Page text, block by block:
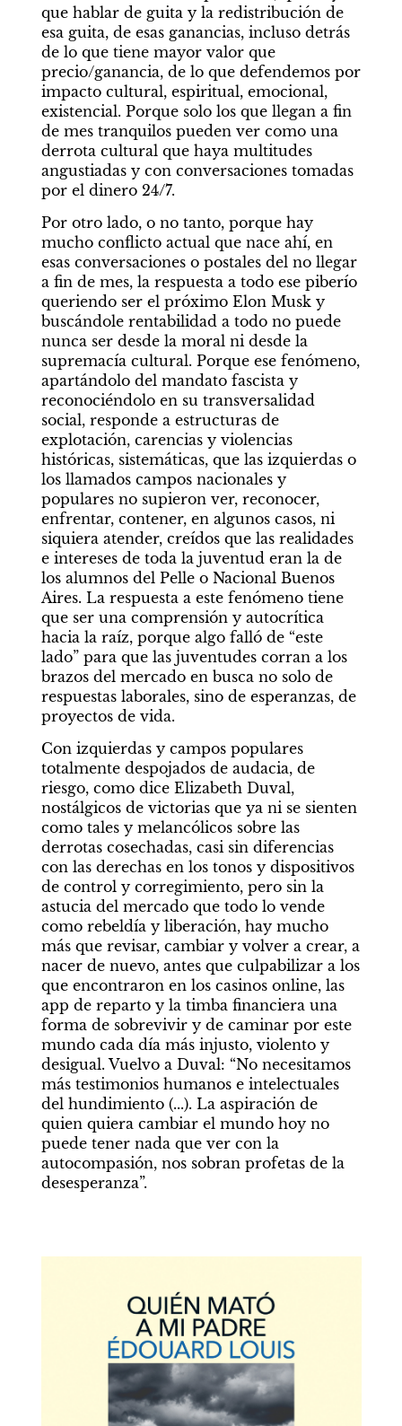
que hablar de guita y la redistribución de
esa guita, de esas ganancias, incluso detrás
de lo que tiene mayor valor que
precio/ganancia, de lo que defendemos por
impacto cultural, espiritual, emocional,
existencial. Porque solo los que llegan a fin
de mes tranquilos pueden ver como una
derrota cultural que haya multitudes
angustiadas y con conversaciones tomadas
por el dinero 24/7.
Por otro lado, o no tanto, porque hay
mucho conflicto actual que nace ahí, en
esas conversaciones o postales del no llegar
a fin de mes, la respuesta a todo ese piberío
queriendo ser el próximo Elon Musk y
buscándole rentabilidad a todo no puede
nunca ser desde la moral ni desde la
supremacía cultural. Porque ese fenómeno,
apartándolo del mandato fascista y
reconociéndolo en su transversalidad
social, responde a estructuras de
explotación, carencias y violencias
históricas, sistemáticas, que las izquierdas o
los llamados campos nacionales y
populares no supieron ver, reconocer,
enfrentar, contener, en algunos casos, ni
siquiera atender, creídos que las realidades
e intereses de toda la juventud eran la de
los alumnos del Pelle o Nacional Buenos
Aires. La respuesta a este fenómeno tiene
que ser una comprensión y autocrítica
hacia la raíz, porque algo falló de “este
lado” para que las juventudes corran a los
brazos del mercado en busca no solo de
respuestas laborales, sino de esperanzas, de
proyectos de vida.
Con izquierdas y campos populares
totalmente despojados de audacia, de
riesgo, como dice Elizabeth Duval,
nostálgicos de victorias que ya ni se sienten
como tales y melancólicos sobre las
derrotas cosechadas, casi sin diferencias
con las derechas en los tonos y dispositivos
de control y corregimiento, pero sin la
astucia del mercado que todo lo vende
como rebeldía y liberación, hay mucho
más que revisar, cambiar y volver a crear, a
nacer de nuevo, antes que culpabilizar a los
que encontraron en los casinos online, las
app de reparto y la timba financiera una
forma de sobrevivir y de caminar por este
mundo cada día más injusto, violento y
desigual. Vuelvo a Duval: “No necesitamos
más testimonios humanos e intelectuales
del hundimiento (...). La aspiración de
quien quiera cambiar el mundo hoy no
puede tener nada que ver con la
autocompasión, nos sobran profetas de la
desesperanza”.